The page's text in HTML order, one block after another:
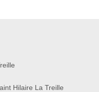
Hilaire La Treille